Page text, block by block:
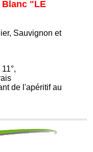
"LE
Sauvignon et
de l'apéritif au